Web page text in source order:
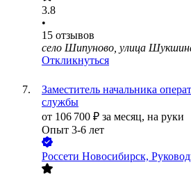
3.8
•
15 отзывов
село Шипуново, улица
Откликнуться
Заместитель начальника
службы
от 106 700 ₽ за месяц, на руки
Опыт 3-6 лет
Россети Новосибирск,